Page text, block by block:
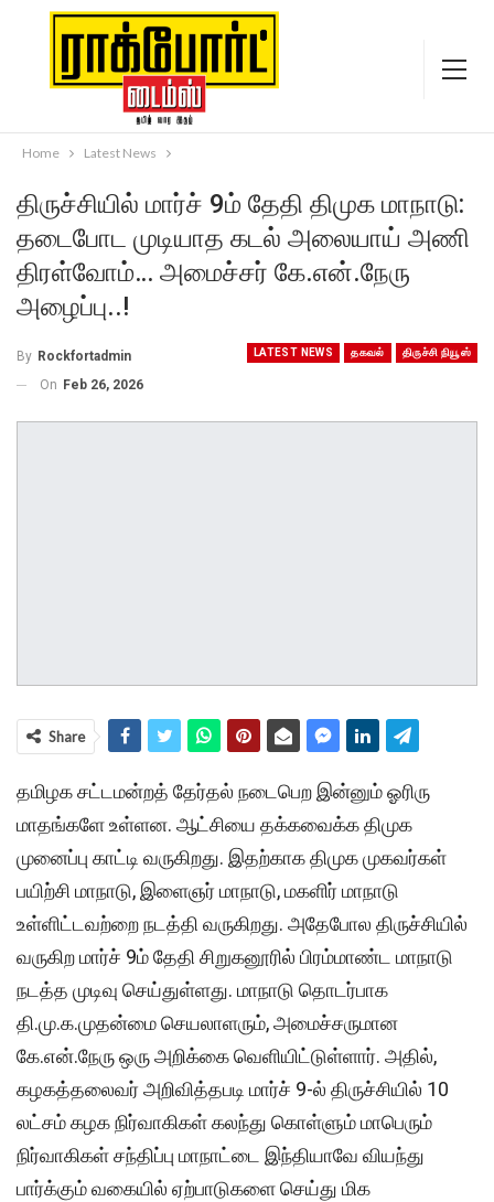
Home Latest News
திருச்சியில் மார்ச் 9ம் தேதி திமுக மாநாடு:
தடைபோட முடியாத கடல் அலையாய் அணி
திரள்வோம்… அமைச்சர் கே.என்.நேரு
அழைப்பு..!
LATEST NEWS தகவல் திருச்சி நியூஸ்
By Rockfortadmin
On Feb 26, 2026
Share
தமிழக சட்டமன்றத் தேர்தல் நடைபெற இன்னும் ஓரிரு
மாதங்களே உள்ளன. ஆட்சியை தக்கவைக்க திமுக
முனைப்பு காட்டி வருகிறது. இதற்காக திமுக முகவர்கள்
பயிற்சி மாநாடு, இளைஞர் மாநாடு, மகளிர் மாநாடு
உள்ளிட்டவற்றை நடத்தி வருகிறது. அதேபோல திருச்சியில்
வருகிற மார்ச் 9ம் தேதி சிறுகனூரில் பிரம்மாண்ட மாநாடு
நடத்த முடிவு செய்துள்ளது. மாநாடு தொடர்பாக
தி.மு.க.முதன்மை செயலாளரும், அமைச்சருமான
கே.என்.நேரு ஒரு அறிக்கை வெளியிட்டுள்ளார். அதில்,
கழகத்தலைவர் அறிவித்தபடி மார்ச் 9-ல் திருச்சியில் 10
லட்சம் கழக நிர்வாகிகள் கலந்து கொள்ளும் மாபெரும்
நிர்வாகிகள் சந்திப்பு மாநாட்டை இந்தியாவே வியந்து
பார்க்கும் வகையில் ஏற்பாடுகளை செய்து மிக